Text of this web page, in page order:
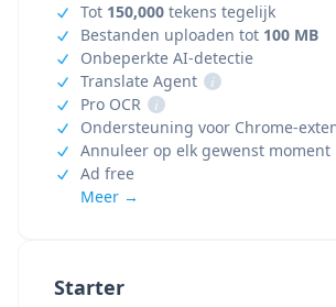
Starter
Tot 150,000 tekens tegelijk
Bestanden uploaden tot 100 MB
Onbeperkte AI-detectie
Translate Agent
i
Pro OCR
i
Ondersteuning voor Chrome-
Annuleer op elk gewenst moment
Ad free
Meer →